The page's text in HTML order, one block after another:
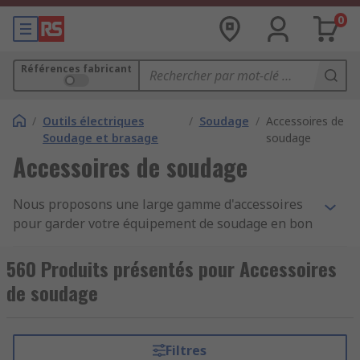
0
Références fabricant
/ Outils électriques
Soudage et brasage
/ Soudage / Accessoires de
soudage
Accessoires de soudage
Nous proposons une large gamme d'accessoires
pour garder votre équipement de soudage en bon
productivité optimale. Notre gamme inclut les
plus grandes marques telles Antex, Cooper, Engel,
Ersa, Metcal, Multicore, Weller et RS PRO.
Quels types d'accessoires de soudage sont
560 Produits présentés pour Accessoires
de soudage
Filtres